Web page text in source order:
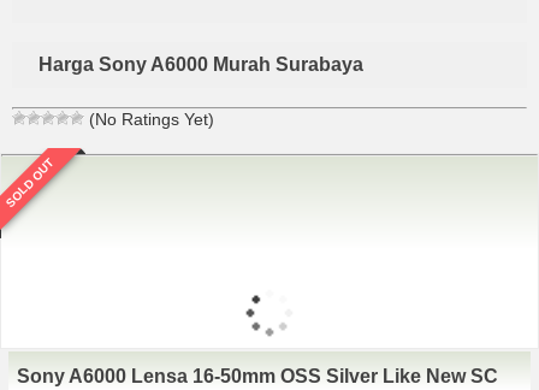
Harga Sony A6000 Murah Surabaya
(No Ratings Yet)
SOLD OUT
Sony A6000 Lensa 16-50mm OSS Silver Like New SC